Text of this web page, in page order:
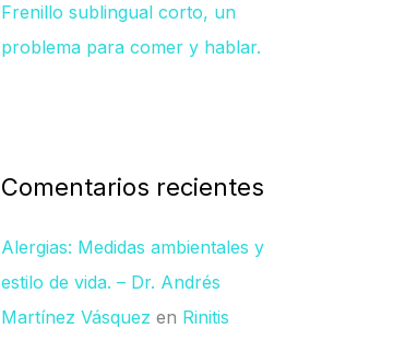
Frenillo sublingual corto, un
problema para comer y hablar.
Comentarios recientes
Alergias: Medidas ambientales y
estilo de vida. – Dr. Andrés
Martínez Vásquez en Rinitis